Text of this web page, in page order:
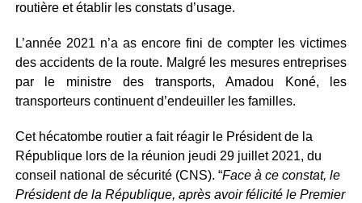
routière et établir les constats d’usage.
L’année 2021 n’a as encore fini de compter les victimes
des accidents de la route. Malgré les mesures entreprises
par le ministre des transports, Amadou Koné, les
transporteurs continuent d’endeuiller les familles.
Cet hécatombe routier a fait réagir le Président de la
République lors de la réunion jeudi 29 juillet 2021, du
conseil national de sécurité (CNS). “Face à ce constat, le
Président de la République, après avoir félicité le Premier